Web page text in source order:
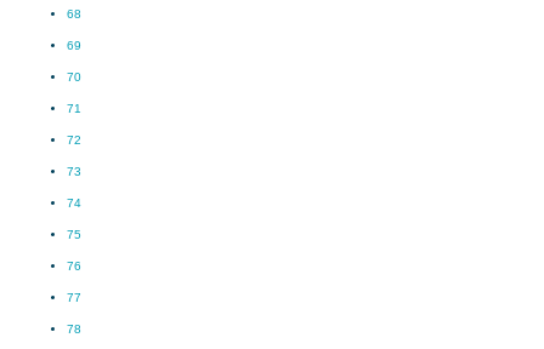
68
69
70
71
72
73
74
75
76
77
78